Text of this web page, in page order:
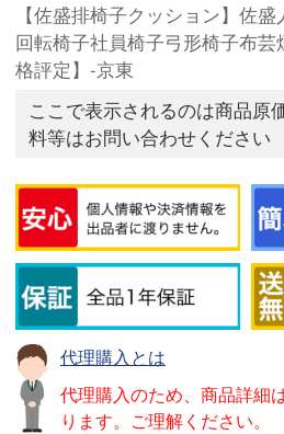
【佐盛排椅子クッション】佐
回転椅子社員椅子弓形椅子布
格評定】-京東
ここで表示されるのは商品原
料等はお問い合わせください
代理購入とは
代理購入のため、商品詳細
ります。ご理解ください。